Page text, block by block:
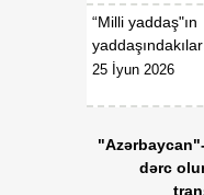
məlumat
və aparılması
Qaydaları”nın
Azərbaycan
ci il 19 dekabr
nömrəli
“Milli yaddaş"ın
yaddaşındakılar
25 İyun 2026
dərc